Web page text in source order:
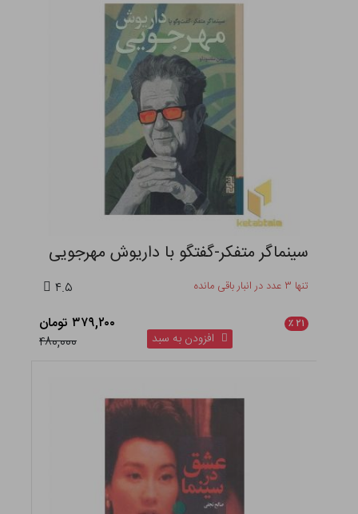
سینماگر متفکر-گفتگو با داریوش مهرجویی
تنها ۳ عدد در انبار باقی مانده ۴.۵
۲۱ ٪
۳۷۹,۲۰۰ تومان
۴۸۰,۰۰۰
افزودن به سبد